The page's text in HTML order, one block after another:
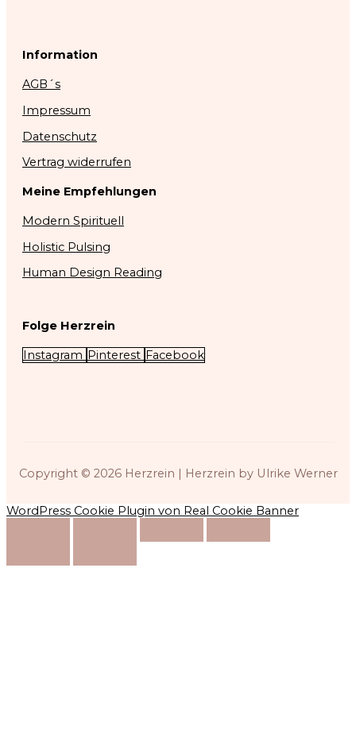
Information
AGB´s
Impressum
Datenschutz
Vertrag widerrufen
Meine Empfehlungen
Modern Spirituell
Holistic Pulsing
Human Design Reading
Folge Herzrein
Instagram Pinterest Facebook
Copyright © 2026 Herzrein | Herzrein by Ulrike Werner
WordPress Cookie Plugin von Real Cookie Banner